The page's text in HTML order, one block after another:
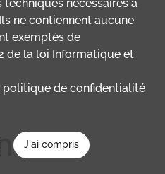
techniques nécessaires à
ne contiennent aucune
exemptés de
de la loi Informatique et
de confidentialité
J'ai compris